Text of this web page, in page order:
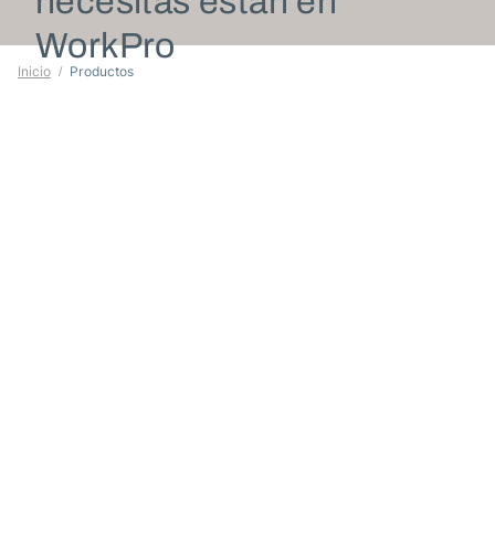
WorkPro
Inicio Productos